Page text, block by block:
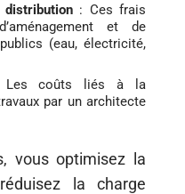
: Ces frais
et de
(eau, électricité,
coûts liés à la
par un architecte
vous optimisez la
la charge